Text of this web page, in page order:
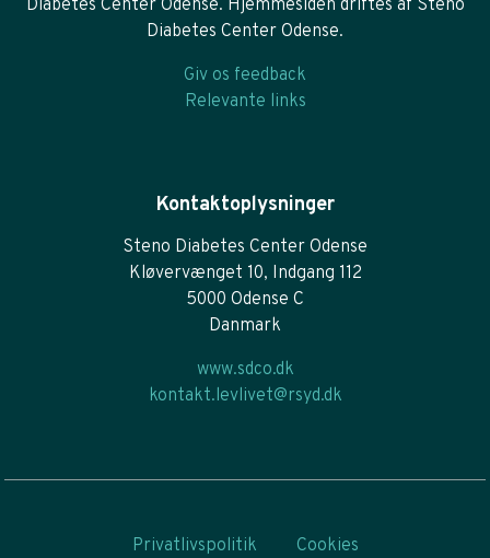
Diabetes Center Odense. Hjemmesiden driftes af Steno
Diabetes Center Odense.
Giv os feedback
Relevante links
Kontaktoplysninger
Steno Diabetes Center Odense
Kløvervænget 10, Indgang 112
5000 Odense C
Danmark
www.sdco.dk
kontakt.levlivet@rsyd.dk
Privatlivspolitik Cookies